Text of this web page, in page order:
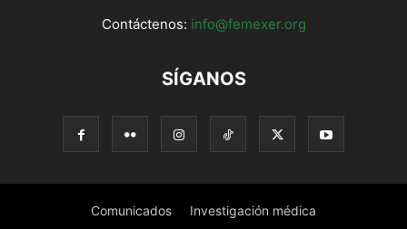
Contáctenos: info@femexer.org
SÍGANOS
Comunicados Investigación médica